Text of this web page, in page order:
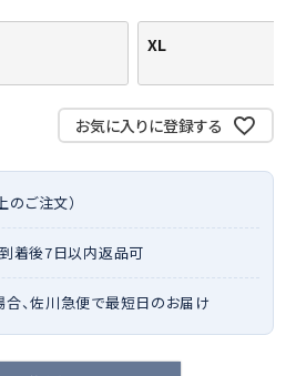
XL
お気に入りに登録する
のご注文）
着後7日以内返品可
、佐川急便で最短日のお届け